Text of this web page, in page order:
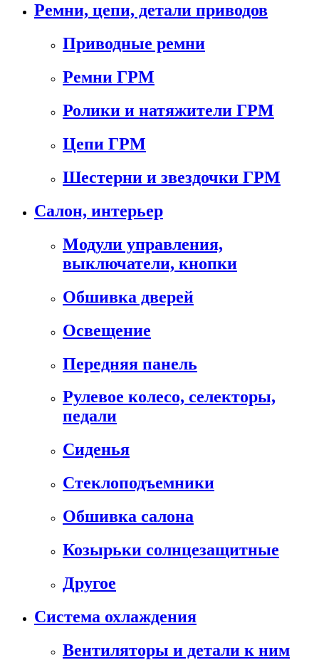
Ремни, цепи, детали приводов
Приводные ремни
Ремни ГРМ
Ролики и натяжители ГРМ
Цепи ГРМ
Шестерни и звездочки ГРМ
Салон, интерьер
Модули управления,
выключатели, кнопки
Обшивка дверей
Освещение
Передняя панель
Рулевое колесо, селекторы,
педали
Сиденья
Стеклоподъемники
Обшивка салона
Козырьки солнцезащитные
Другое
Система охлаждения
Вентиляторы и детали к ним